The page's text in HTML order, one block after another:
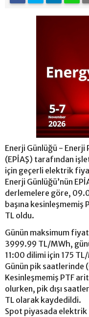
Enerji Günlüğü - Enerji
(EPİAŞ) tarafından
için geçerli elektrik
Enerji Günlüğü’nün
derlemelere göre,
başına kesinleşmemiş
TL oldu.
Günün maksimum
3999.99 TL/MWh,
11:00 dilimi için 175
Günün pik saatlerinde
Kesinleşmemiş PTF
olurken, pik dışı
TL olarak kaydedildi.
Spot piyasada elektrik